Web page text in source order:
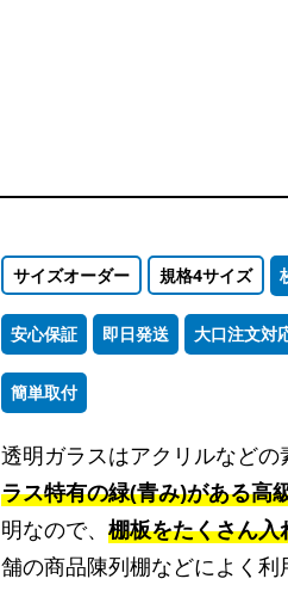
サイズオーダー 規格4サイズ
安心保証 即日発送 大口注文対
簡単取付
透明ガラスはアクリルなどの
ラス特有の緑(青み)がある高
明なので、 棚板をたくさん
舗の商品陳列棚などによく利